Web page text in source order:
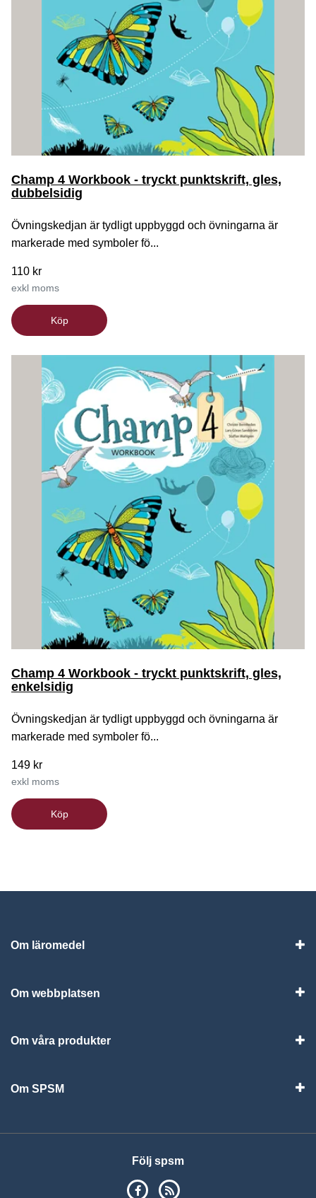
Champ 4 Workbook - tryckt punktskrift, gles,
dubbelsidig
Övningskedjan är tydligt uppbyggd och övningarna är
markerade med symboler fö...
110 kr
exkl moms
Köp
Champ 4 Workbook - tryckt punktskrift, gles,
enkelsidig
Övningskedjan är tydligt uppbyggd och övningarna är
markerade med symboler fö...
149 kr
exkl moms
Köp
Om läromedel
Om webbplatsen
Om våra produkter
Om SPSM
Följ spsm
SPSM på Facebook